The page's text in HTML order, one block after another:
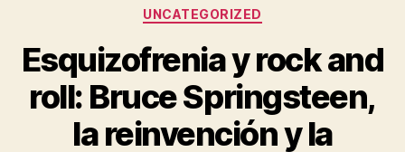
Categorías
UNCATEGORIZED
Esquizofrenia y rock and
roll: Bruce Springsteen,
la reinvención y la